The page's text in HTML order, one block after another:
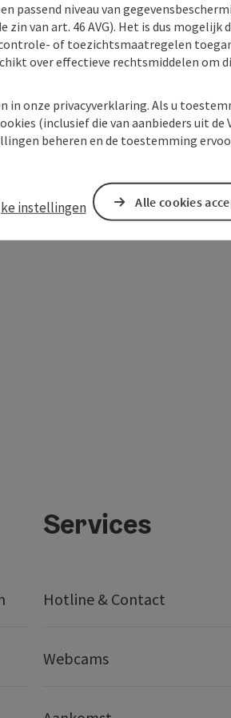
Services
Hotline & Contact
Webcams
passend niveau van
zin van art. 46 AVG). Het is dus mogelijk
of toezichtsmaatregelen
over effectieve rechtsmiddelen om
in onze privacyverklaring. Als u
(inclusief die van aanbieders uit de
beheren en de toestemming
instellingen Alle cookies